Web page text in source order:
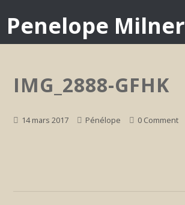
Penelope Milner
IMG_2888-GFHK
14 mars 2017 Pénélope 0 Comment